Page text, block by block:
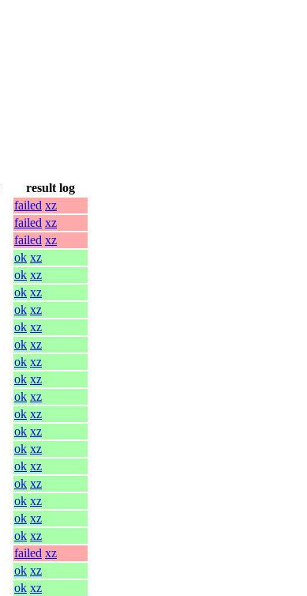
result log
failed xz
failed xz
failed xz
ok xz
ok xz
ok xz
ok xz
ok xz
ok xz
ok xz
ok xz
ok xz
ok xz
ok xz
ok xz
ok xz
ok xz
ok xz
ok xz
ok xz
failed xz
ok xz
ok xz